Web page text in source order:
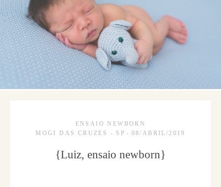
ENSAIO NEWBORN
MOGI DAS CRUZES - SP
08/ABRIL/2019
{Luiz, ensaio newborn}